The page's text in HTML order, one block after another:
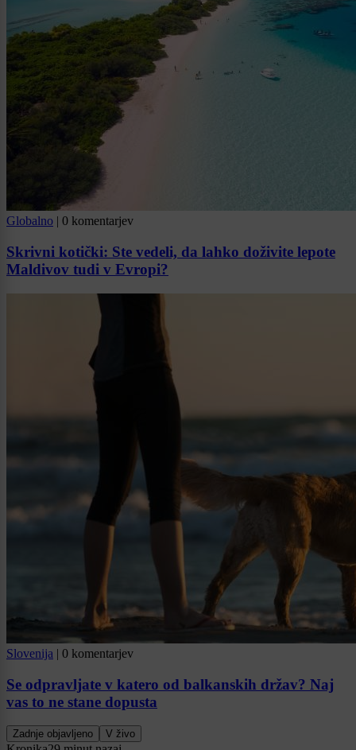
Globalno | 0 komentarjev
Skrivni kotički: Ste vedeli, da lahko doživite lepote
Maldivov tudi v Evropi?
Slovenija | 0 komentarjev
Se odpravljate v katero od balkanskih držav? Naj
vas to ne stane dopusta
Zadnje objavljeno V živo